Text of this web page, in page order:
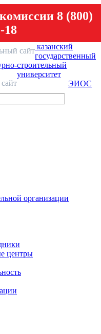
8 (800)
18
сайт казанский
государственный
строительный
университет
ЭИОС
организации
центры